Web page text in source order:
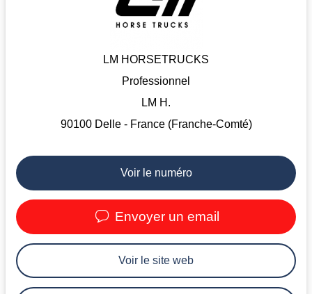
LM HORSETRUCKS
Professionnel
LM H.
90100 Delle - France (Franche-Comté)
Voir le numéro
Envoyer un email
Voir le site web